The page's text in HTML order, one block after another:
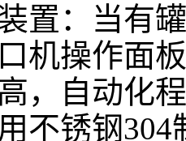
置：当有
机操作面
，自动化
不锈钢